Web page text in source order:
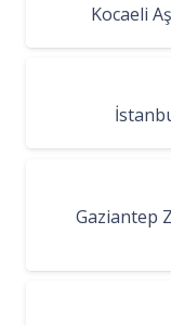
Kocaeli
Gaziantep